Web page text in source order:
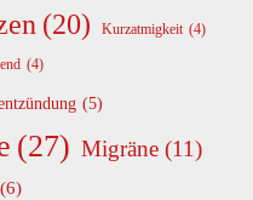
(20) Kurzatmigkeit (4)
(4)
(5)
(27) Migräne (11)
(6)